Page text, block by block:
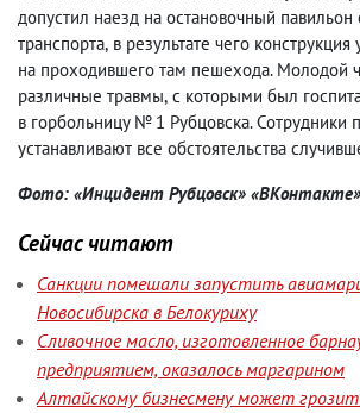
допустил наезд на остановочный
транспорта, в результате чего конструкция
на проходившего там пешехода. Молодой
различные травмы, с которыми был
в горбольницу № 1 Рубцовска. Сотрудники
устанавливают все обстоятельства
Фото: «Инцидент Рубцовск» «ВКонтакте»
Сейчас читают
Санкции помешали запустить
Новосибирска в Белокуриху
Сливочное масло, изготовленное
предприятием, оказалось маргарином
Алтайскому бизнесмену может